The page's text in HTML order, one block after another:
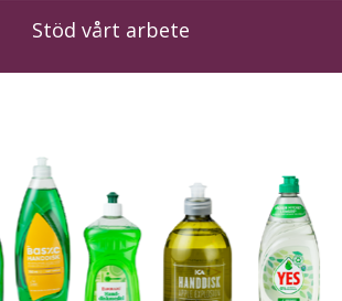
Stöd vårt arbete